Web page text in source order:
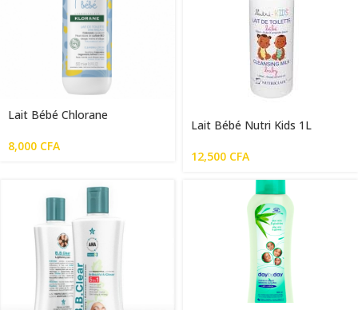
Lait Bébé Chlorane
8,000 CFA
Lait Bébé Nutri Kids 1L
12,500 CFA